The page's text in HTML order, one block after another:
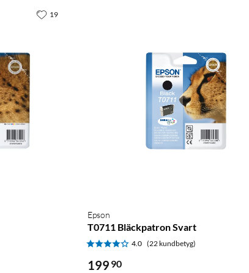
19
Epson
T0711 Bläckpatron Svart
4.0 (22 kundbetyg)
199 90